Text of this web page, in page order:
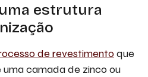
estrutura
de revestimentoque
camada de zinco ou